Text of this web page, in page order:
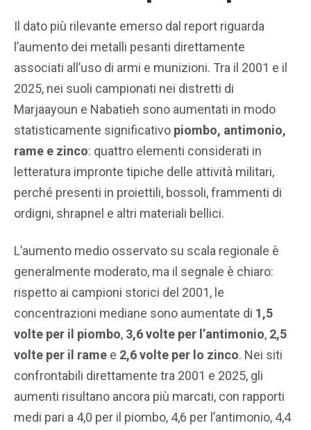
Il dato più rilevante emerso dal report riguarda
l’aumento dei metalli pesanti direttamente
associati all’uso di armi e munizioni. Tra il 2001 e il
2025, nei suoli campionati nei distretti di
Marjaayoun e Nabatieh sono aumentati in modo
statisticamente significativo piombo, antimonio,
rame e zinco: quattro elementi considerati in
letteratura impronte tipiche delle attività militari,
perché presenti in proiettili, bossoli, frammenti di
ordigni, shrapnel e altri materiali bellici.
L’aumento medio osservato su scala regionale è
generalmente moderato, ma il segnale è chiaro:
rispetto ai campioni storici del 2001, le
concentrazioni mediane sono aumentate di 1,5
volte per il piombo, 3,6 volte per l’antimonio, 2,5
volte per il rame e 2,6 volte per lo zinco. Nei siti
confrontabili direttamente tra 2001 e 2025, gli
aumenti risultano ancora più marcati, con rapporti
medi pari a 4,0 per il piombo, 4,6 per l’antimonio, 4,4